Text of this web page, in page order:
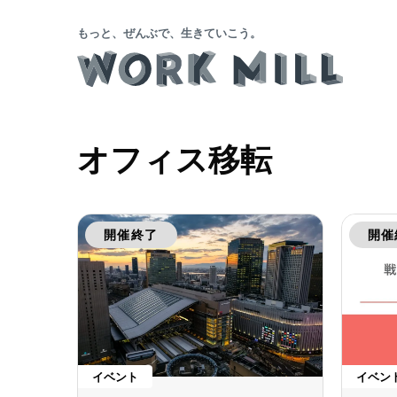
もっと、ぜんぶで、生きていこう。
オフィス移転
開催終了
イベント
開
イベン